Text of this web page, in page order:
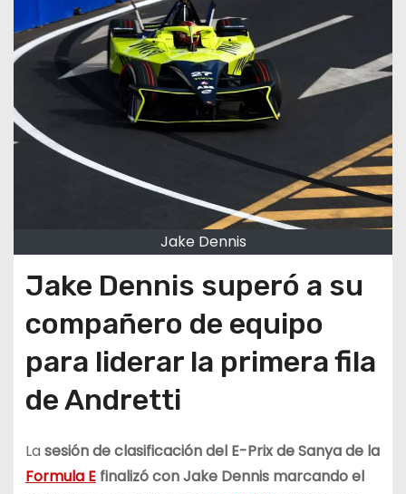
Jake Dennis
Jake Dennis superó a su
compañero de equipo
para liderar la primera fila
de Andretti
La sesión de clasificación del E-Prix de Sanya de la
Formula Efinalizó con Jake Dennis marcando el